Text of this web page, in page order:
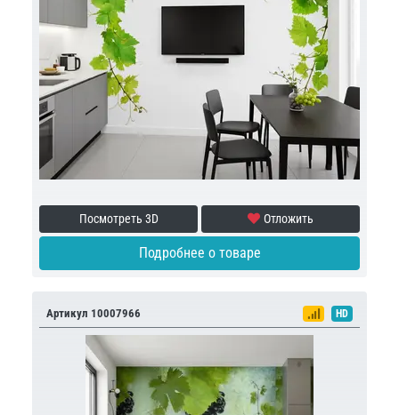
Посмотреть 3D Отложить
Подробнее о товаре
Артикул 10007966 HD